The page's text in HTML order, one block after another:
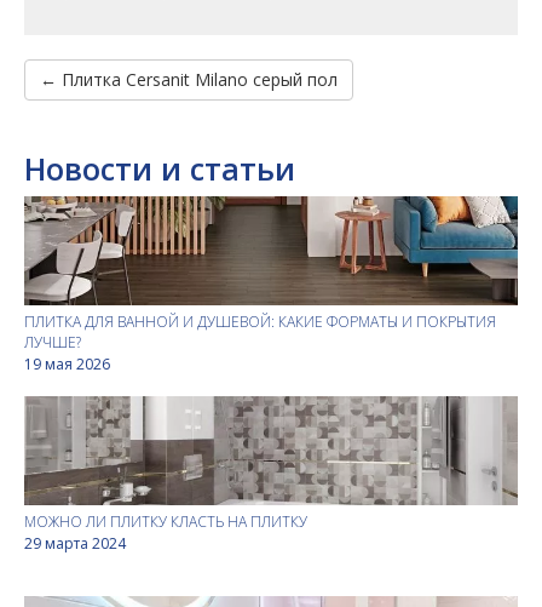
← Плитка Cersanit Milano серый пол
Новости и статьи
ПЛИТКА ДЛЯ ВАННОЙ И ДУШЕВОЙ: КАКИЕ ФОРМАТЫ И ПОКРЫТИЯ
ЛУЧШЕ?
19 мая 2026
МОЖНО ЛИ ПЛИТКУ КЛАСТЬ НА ПЛИТКУ
29 марта 2024